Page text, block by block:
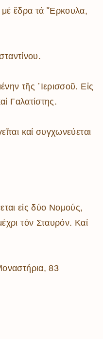
ἕδρα τά ῎Ερκουλα,
τῆς ῾Ιερισσοῦ. Εἰς
Γαλατίστης.
καί συγχωνεύεται
εἰς δύο Νομούς,
τόν Σταυρόν. Καί
83